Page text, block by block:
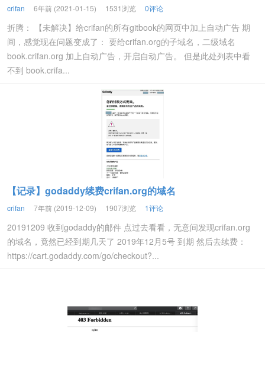
crifan 6年前 (2021-01-15) 1531浏览 0评论
折腾： 【未解决】给crifan的所有gitbook的网页中加上自动广告 期
间，感觉现在问题变成了： 要给crifan.org的子域名，二级域名
book.crifan.org 加上自动广告，开启自动广告。 但是此处列表中看
不到 book.crifa...
【记录】godaddy续费crifan.org的域名
crifan 7年前 (2019-12-09) 1907浏览 1评论
20191209 收到godaddy的邮件 点过去看看，无意间发现crifan.org
的域名，竟然已经到期几天了 2019年12月5号 到期 然后去续费：
https://cart.godaddy.com/go/checkout?...